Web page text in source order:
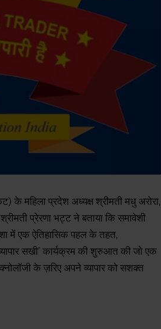
महिला प्रदेश अध्यक्ष श्रीमती मधु अरोरा,
प्रेरणा भट्ट ने बताया कि समावेशी
में एक ऐतिहासिक पहल के तहत,
सखी’ कार्यक्रम की शुरुआत की जो एक
के ज़रिए अपने व्यापार को सशक्त